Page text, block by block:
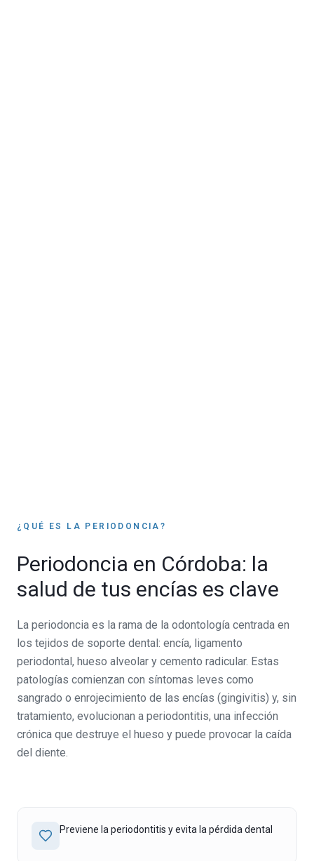
¿QUÉ ES LA PERIODONCIA?
Periodoncia en Córdoba: la
salud de tus encías es clave
La periodoncia es la rama de la odontología centrada en
los tejidos de soporte dental: encía, ligamento
periodontal, hueso alveolar y cemento radicular. Estas
patologías comienzan con síntomas leves como
sangrado o enrojecimiento de las encías (gingivitis) y, sin
tratamiento, evolucionan a periodontitis, una infección
crónica que destruye el hueso y puede provocar la caída
del diente.
Previene la periodontitis y evita la pérdida dental